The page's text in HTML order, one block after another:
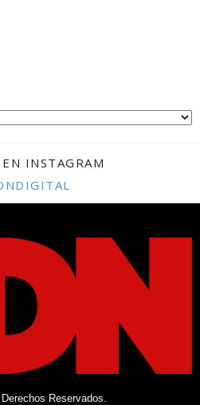
INSTAGRAM
Reservados.